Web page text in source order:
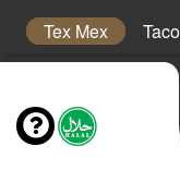
Tex Mex